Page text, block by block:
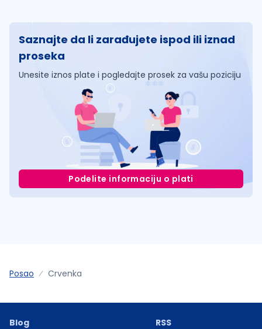
Saznajte da li zarađujete ispod ili iznad
proseka
Unesite iznos plate i pogledajte prosek za vašu poziciju
Podelite informaciju o plati
Posao Crvenka
Blog
RSS